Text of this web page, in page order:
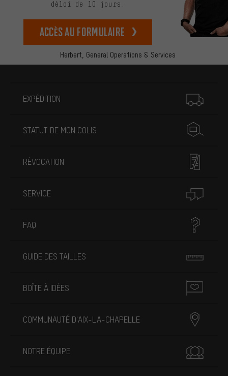
Herbert, General Operations & Services
délai de 10 jours.
Accès au formulaire
EXPÉDITION
STATUT DE MON COLIS
RÉVOCATION
SERVICE
FAQ
GUIDE DES TAILLES
BOÎTE À IDÉES
COMMUNAUTÉ D'AIX-LA-CHAPELLE
NOTRE ÉQUIPE